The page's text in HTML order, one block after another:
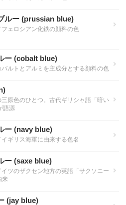
ルー (prussian blue)
ェロシアン化鉄の顔料の色
ー (cobalt blue)
ルトとアルミを主成分とする顔料の色
原色のひとつ。古代ギリシャ語「暗い
語源
ー (navy blue)
ギリス海軍に由来する色名
ー (saxe blue)
イツのザクセン地方の英語「サクソニー
来
(jay blue)